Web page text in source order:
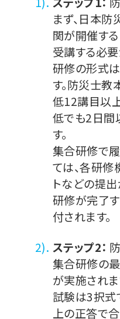
まず、日本
関が開催す
受講する必要
研修の形式は
す。防災士教
低12講目以
低でも2日間
す。
集合研修で
ては、各研
トなどの提
研修が完了す
付されます。
ステップ2：
集合研修の
が実施されま
試験は3択式
上の正答で合